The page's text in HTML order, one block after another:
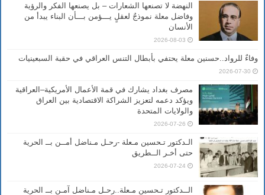
النهضة لا تصنعها الشعارات – بل يصنعها الفكر والرؤية
وفاضل معلة نموذجٌ لعقلٍ يـــؤمن بـــأن البناء يبدأ من
الأنسان
2026-08-03
وفاءٌ للرواد..حسنين معلة يحتفي بأبطال التنس العراقي في حقبة السبعينيات
2026-07-30
مصرف بغداد يشارك في قمة الأعمال الأمريكية–العراقية
ويؤكد دعمه لتعزيز الشراكة الاقتصادية بين العراق
والولايات المتحدة
2026-07-26
الـدكتور تـحسين مـعلة -رحـل مـناضل أمــن بــ الحرية
حتى أخـر الــطريق
2026-07-24
الــدكتور تـحسين مـعلة..رحـل مـناضل آمـن بــ الحرية